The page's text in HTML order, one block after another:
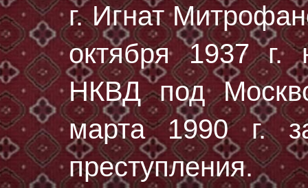
г. Игнат
октября 1937 г.
НКВД под
марта 1990 г.
преступления.